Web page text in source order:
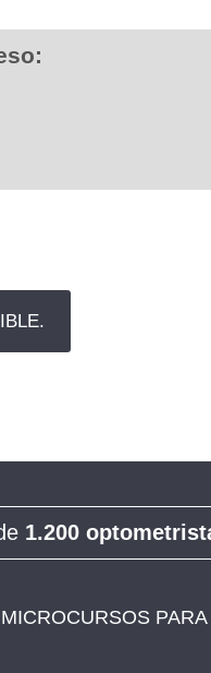
1.200
MICROCURSOS